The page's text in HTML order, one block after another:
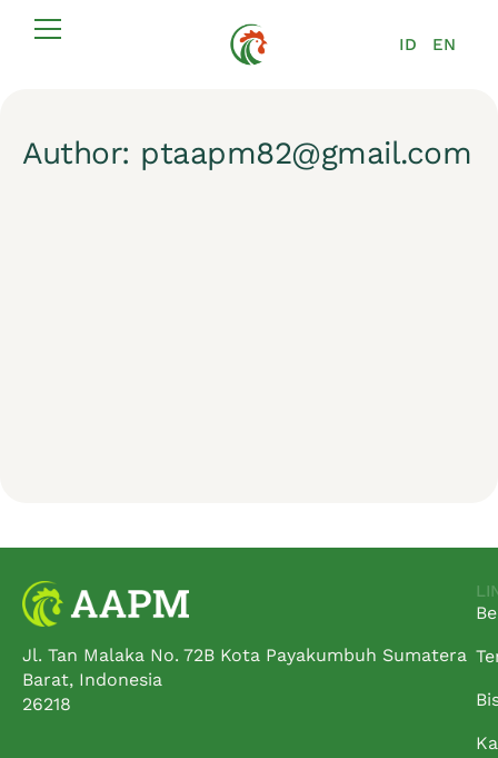
ID EN
Author: ptaapm82@gmail.com
Jl. Tan Malaka No. 72B Kota Payakumbuh Sumatera
Barat, Indonesia
26218